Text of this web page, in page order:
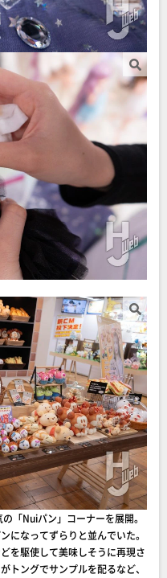
「Nuiパン」コーナーを展開。
になってずらりと並んでいた。
を駆使して美味しそうに再現さ
トングでサンプルを配るなど、